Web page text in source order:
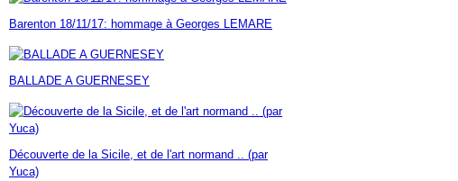
Janvier(7)
Février(9)
Janvier(18)
Mars(60)
Février(24)
Janvier(23)
Avril(14)
Mars (17)
Février(46)
Janvier (35)
Barenton 18/11/17: hommage à Georges LEMARE
BALLADE A GUERNESEY
Découverte de la Sicile, et de l'art normand .. (par
Yuca)